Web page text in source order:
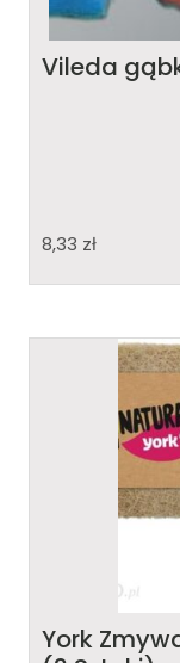
Vileda
8,33 zł
York